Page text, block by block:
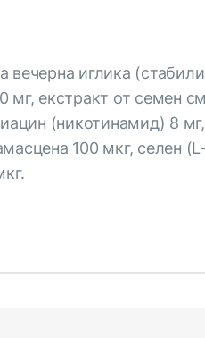
вечерна иглика
мг, екстракт от семен
(никотинамид) 8
100 мкг, селен